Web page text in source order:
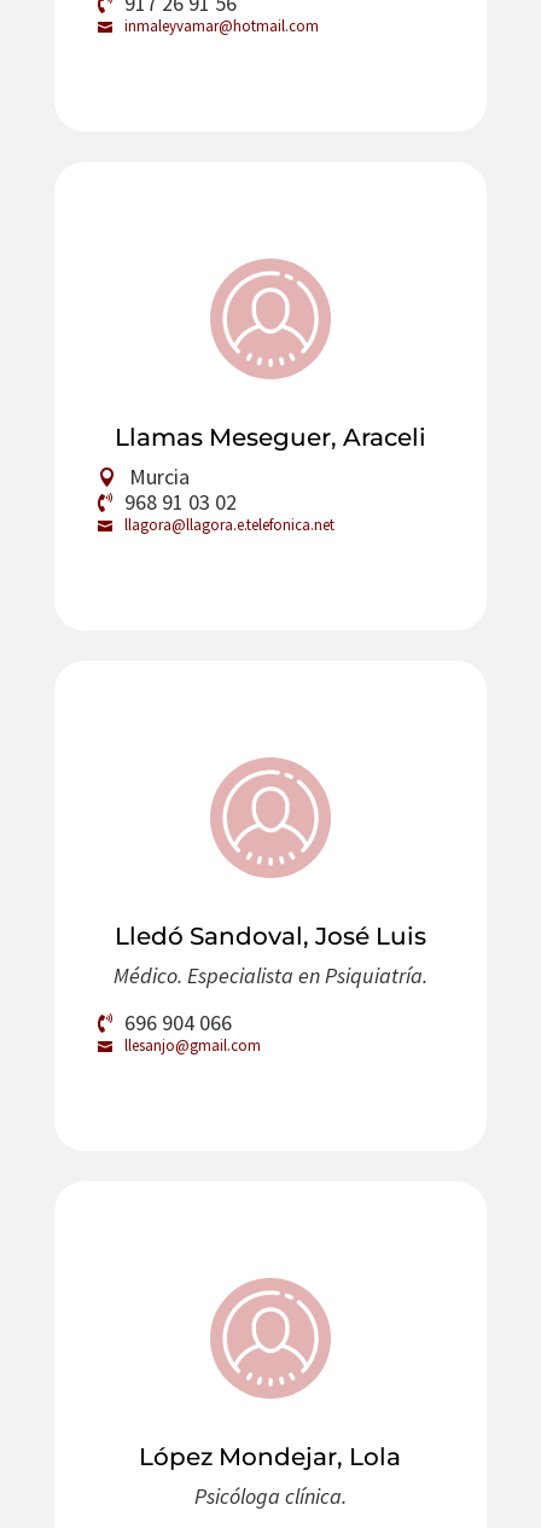
inmaleyvamar@hotmail.com
Llamas Meseguer, Araceli
Murcia
968 91 03 02
llagora@llagora.e.telefonica.net
Lledó Sandoval, José Luis
Médico. Especialista en Psiquiatría.
696 904 066
llesanjo@gmail.com
López Mondejar, Lola
Psicóloga clínica.